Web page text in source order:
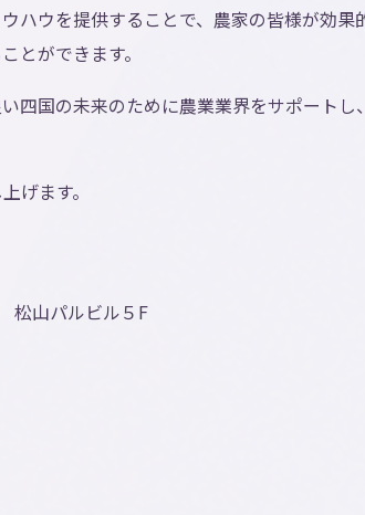
ハウを提供することで、農家の皆様が効果
とができます。
四国の未来のために農業業界をサポートし
げます。
松山パルビル５F